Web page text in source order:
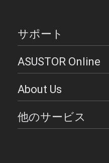
サポート
ASUSTOR Online
About Us
他のサービス